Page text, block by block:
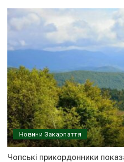
Новини Закарпаття
Чопські прикордонники